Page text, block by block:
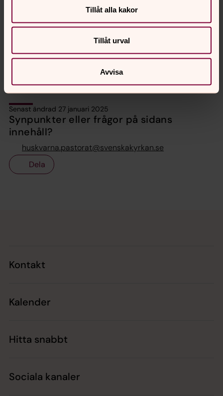
Tillåt alla kakor
Tillåt urval
Avvisa
helena.thibom@svenskakyrkan.se
Senast ändrad 27 januari 2025
Synpunkter eller frågor på sidans
innehåll?
huskvarna.pastorat@svenskakyrkan.se
Dela
Kontakt
Kalender
Hitta snabbt
Sociala kanaler